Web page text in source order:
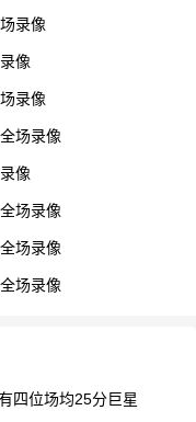
录像
像
录像
场录像
像
场录像
场录像
场录像
四位场均25分巨星